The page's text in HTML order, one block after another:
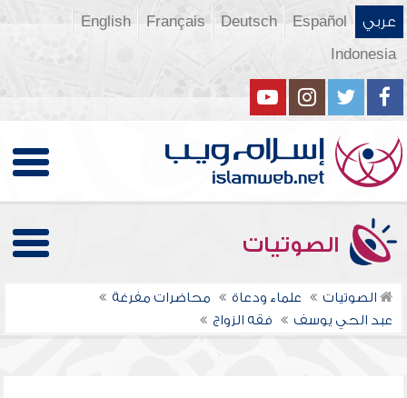
عربي Español
Deutsch
Français
English
Indonesia
الصوتيات
الصوتيات علماء ودعاة
محاضرات مفرغة
عبد الحي يوسف
فقه الزواج